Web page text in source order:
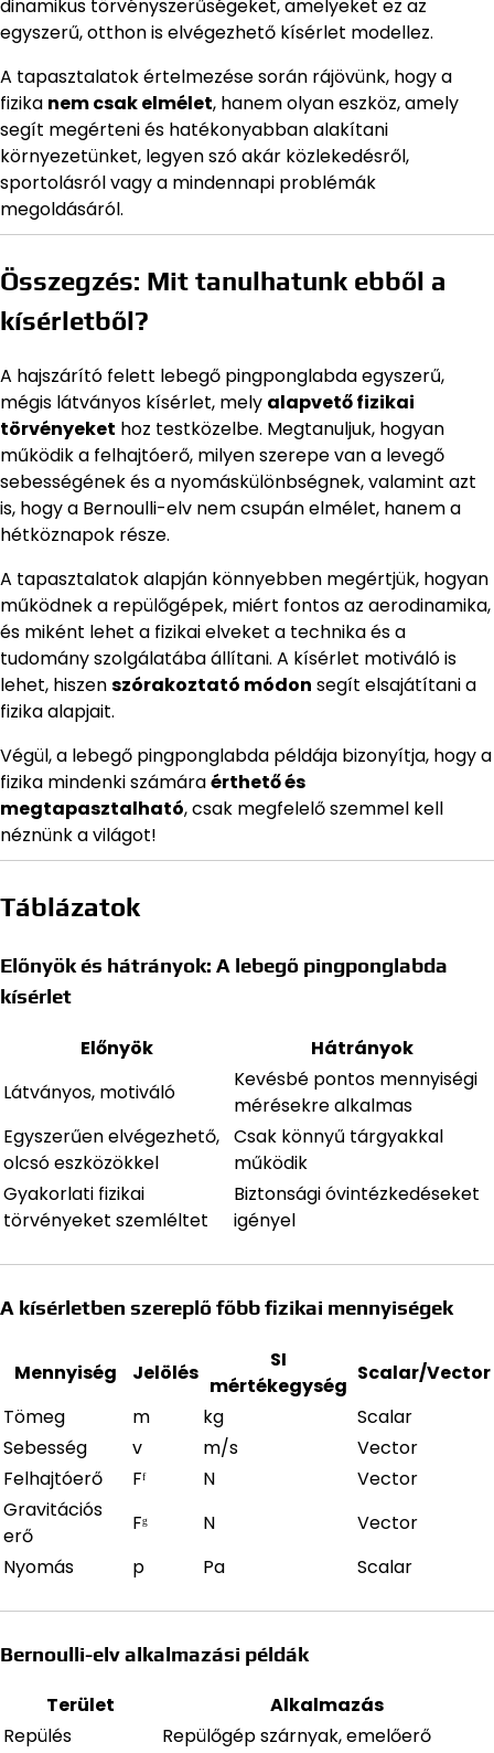
dinamikus törvényszerűségeket, amelyeket ez az
egyszerű, otthon is elvégezhető kísérlet modellez.
A tapasztalatok értelmezése során rájövünk, hogy a
fizika nem csak elmélet, hanem olyan eszköz, amely
segít megérteni és hatékonyabban alakítani
környezetünket, legyen szó akár közlekedésről,
sportolásról vagy a mindennapi problémák
megoldásáról.
Összegzés: Mit tanulhatunk ebből a
kísérletből?
A hajszárító felett lebegő pingponglabda egyszerű,
mégis látványos kísérlet, mely alapvető fizikai
törvényeket hoz testközelbe. Megtanuljuk, hogyan
működik a felhajtóerő, milyen szerepe van a levegő
sebességének és a nyomáskülönbségnek, valamint azt
is, hogy a Bernoulli-elv nem csupán elmélet, hanem a
hétköznapok része.
A tapasztalatok alapján könnyebben megértjük, hogyan
működnek a repülőgépek, miért fontos az aerodinamika,
és miként lehet a fizikai elveket a technika és a
tudomány szolgálatába állítani. A kísérlet motiváló is
lehet, hiszenszórakoztató módon segít elsajátítani a
fizika alapjait.
Végül, a lebegő pingponglabda példája bizonyítja, hogy a
fizika mindenki számáraérthető és
megtapasztalható, csak megfelelő szemmel kell
néznünk a világot!
Táblázatok
Előnyök és hátrányok: A lebegő pingponglabda
kísérlet
Előnyök
Hátrányok
Látványos, motiváló
Kevésbé pontos mennyiségi
mérésekre alkalmas
Egyszerűen elvégezhető,
olcsó eszközökkel
Csak könnyű tárgyakkal
működik
Gyakorlati fizikai
törvényeket szemléltet
Biztonsági óvintézkedéseket
igényel
A kísérletben szereplő főbb fizikai mennyiségek
Mennyiség Jelölés
SI
mértékegység
Scalar/Vector
Tömeg
m kg
Scalar
Sebesség
v m/s
Vector
Felhajtóerő
Fᶠ N
Vector
Gravitációs
erő
Fᵍ N
Vector
Nyomás
p Pa Scalar
Bernoulli-elv alkalmazási példák
Terület
Alkalmazás
Repülés
Repülőgép szárnyak, emelőerő